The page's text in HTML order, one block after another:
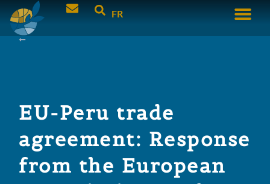
FR
EU-Peru trade
agreement: Response
from the European